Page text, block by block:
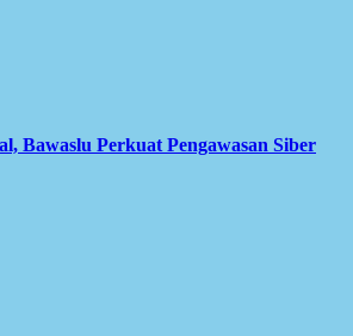
Bawaslu Perkuat Pengawasan Siber